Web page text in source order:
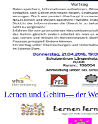
Lernen und Gehirn— der